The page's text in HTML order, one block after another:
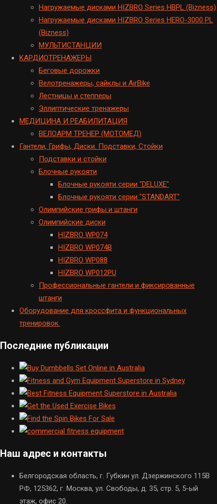
Hагружаемые дисками HIZBRO Series HBPL (Bizness)
Hагружаемые дисками HIZBRO Series HERO-3000 PL
(Bizness)
МУЛЬТИСТАНЦИИ
KАРДИОТРЕНАЖЕРЫ
Беговые дорожки
Велотренажеры, сайклы и AirBike
Лестницы и степперы
Эллиптические тренажеры
МЕДИЦИНА И РЕАБИЛИТАЦИЯ
ВЕЛОАРМ ТРЕНЕР (МОТОМЕД)
Гантели, Грифы, Диски. Подставки, Стойки
Подставки и стойки
Блочные рукояти
Блочные рукояти серии "DELUXE"
Блочные рукояти серии "STANDART"
Олимпийские грифы и штанги
Олимпийские диски
HIZBRO WP074
HIZBRO WP074B
HIZBRO WP088
HIZBRO WP012PU
Профессиональные гантели и фиксированные
штанги
Оборудование для кроссфита и функциональных
тренировок.
Последние публикации
Наш адрес и контакты
Белгородская область, г. Губкин ул. Дзержинского 115В
РФ, 125362, г. Москва, ул. Свободы, д. 35, стр. 5, 5-ый
этаж, офис 20.